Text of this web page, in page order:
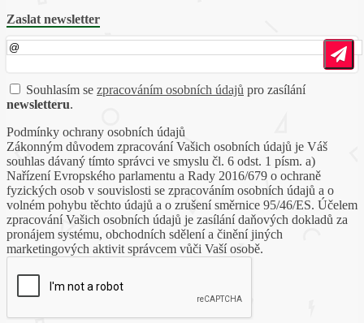
Zaslat newsletter
Souhlasím se zpracováním osobních údajů pro zasílání
newsletteru.
Podmínky ochrany osobních údajů
Zákonným důvodem zpracování Vašich osobních údajů je Váš
souhlas dávaný tímto správci ve smyslu čl. 6 odst. 1 písm. a)
Nařízení Evropského parlamentu a Rady 2016/679 o ochraně
fyzických osob v souvislosti se zpracováním osobních údajů a o
volném pohybu těchto údajů a o zrušení směrnice 95/46/ES. Účelem
zpracování Vašich osobních údajů je zasílání daňových dokladů za
pronájem systému, obchodních sdělení a činění jiných
marketingových aktivit správcem vůči Vaší osobě.